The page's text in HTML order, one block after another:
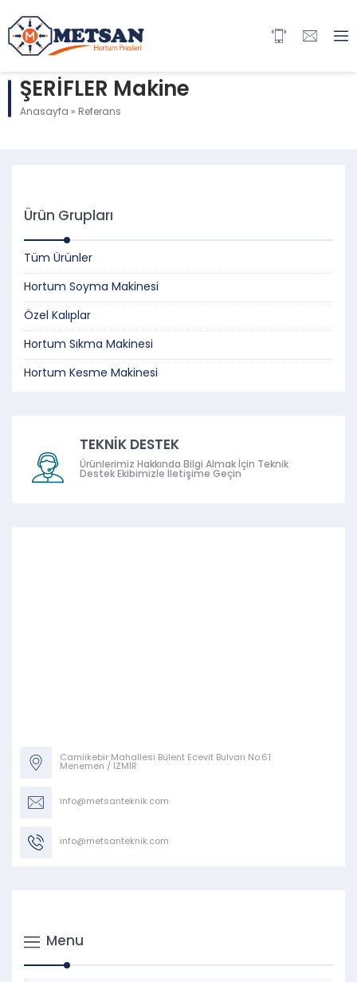
ŞERİFLER Makine
Anasayfa » Referans
Ürün Grupları
Tüm Ürünler
Hortum Soyma Makinesi
Özel Kalıplar
Hortum Sıkma Makinesi
Hortum Kesme Makinesi
TEKNİK DESTEK
Ürünlerimiz Hakkında Bilgi Almak İçin Teknik
Destek Ekibimizle İletişime Geçin
Camiikebir Mahallesi Bülent Ecevit Bulvarı No:61
Menemen / İZMİR
info@metsanteknik.com
info@metsanteknik.com
Menu